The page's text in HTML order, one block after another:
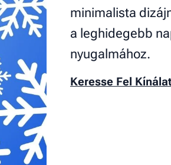
minimalista
a leghidegebb
nyugalmához.
Keresse Fel